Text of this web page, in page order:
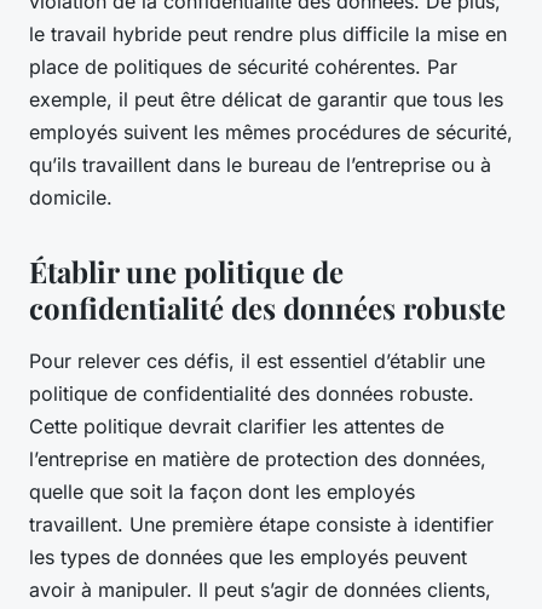
le travail hybride peut rendre plus difficile la mise en
place de politiques de sécurité cohérentes. Par
exemple, il peut être délicat de garantir que tous les
employés suivent les mêmes procédures de sécurité,
qu’ils travaillent dans le bureau de l’entreprise ou à
domicile.
Établir une politique de
confidentialité des données robuste
Pour relever ces défis, il est essentiel d’établir une
politique de confidentialité des données robuste.
Cette politique devrait clarifier les attentes de
l’entreprise en matière de protection des données,
quelle que soit la façon dont les employés
travaillent. Une première étape consiste à identifier
les types de données que les employés peuvent
avoir à manipuler. Il peut s’agir de données clients,